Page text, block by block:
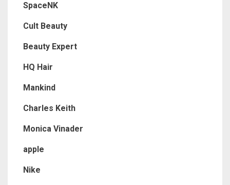
SpaceNK
Cult Beauty
Beauty Expert
HQ Hair
Mankind
Charles Keith
Monica Vinader
apple
Nike